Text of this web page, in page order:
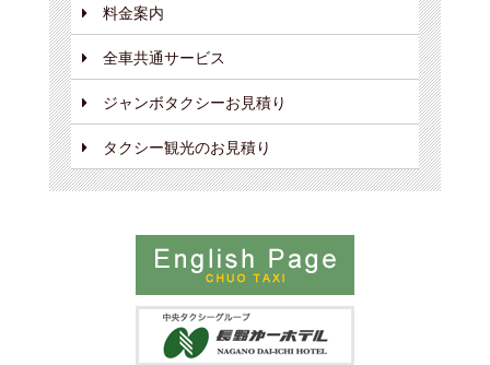
料金案内
全車共通サービス
ジャンボタクシーお見積り
タクシー観光のお見積り